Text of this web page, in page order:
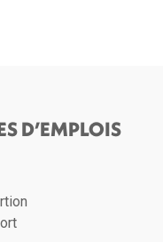
D’EMPLOIS